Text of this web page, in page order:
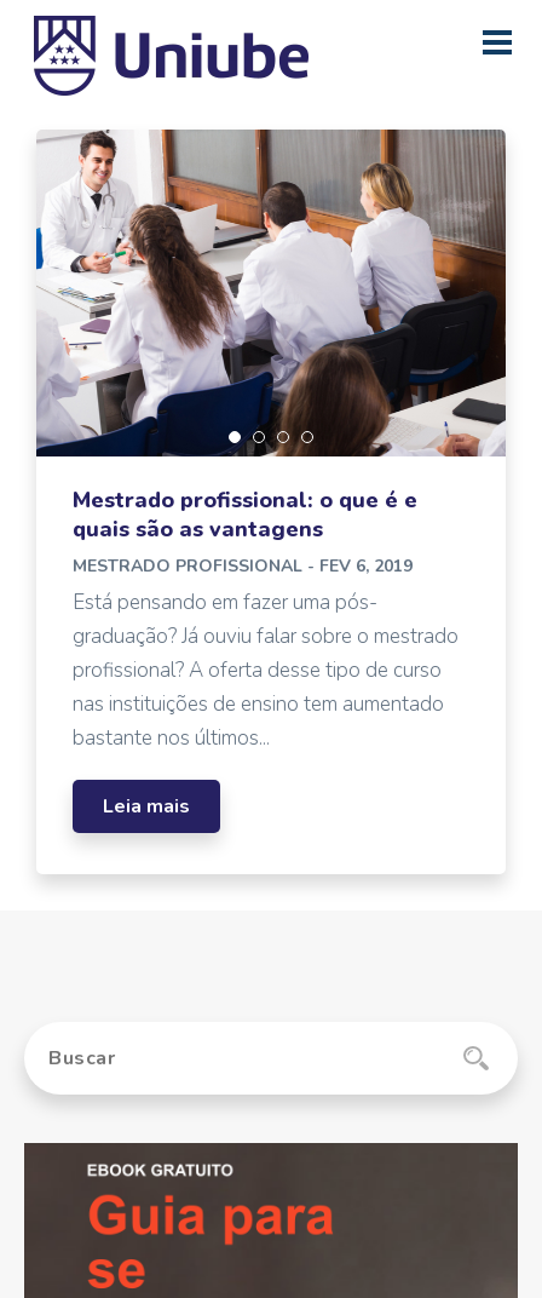
Mestrado profissional: o que é e
quais são as vantagens
MESTRADO PROFISSIONAL - FEV 6, 2019
Está pensando em fazer uma pós-
graduação? Já ouviu falar sobre o mestrado
profissional? A oferta desse tipo de curso
nas instituições de ensino tem aumentado
bastante nos últimos...
Leia mais